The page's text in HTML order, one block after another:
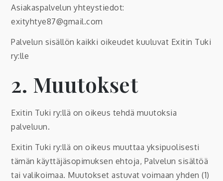
Asiakaspalvelun yhteystiedot:
exityhtye87@gmail.com
Palvelun sisällön kaikki oikeudet kuuluvat Exitin Tuki
ry:lle
2. Muutokset
Exitin Tuki ry:llä on oikeus tehdä muutoksia
palveluun.
Exitin Tuki ry:llä on oikeus muuttaa yksipuolisesti
tämän käyttäjäsopimuksen ehtoja, Palvelun sisältöä
tai valikoimaa. Muutokset astuvat voimaan yhden (1)